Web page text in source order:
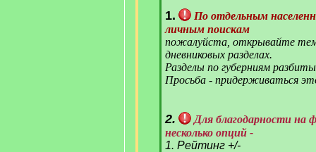
1.
По отдельным
личным поискам
пожалуйста, открывайте
дневниковых разделах.
Разделы по губерниям
Просьба - придерживаться
2.
Для благодарности на
несколько опций -
1. Рейтинг +/-